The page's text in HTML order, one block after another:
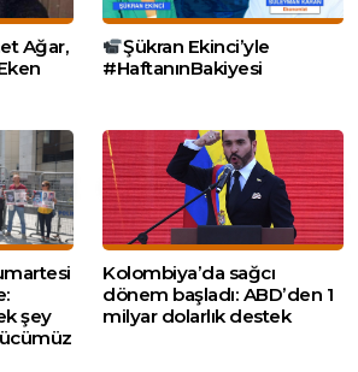
Ağar,
Şükran Ekinci’yle
#HaftanınBakiyesi
şey
Kolombiya’da sağcı
dönem başladı: ABD’den 1
milyar dolarlık destek